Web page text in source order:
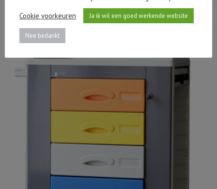
Cookie voorkeuren
Ja ik wil een goed werkende website
Nee bedankt